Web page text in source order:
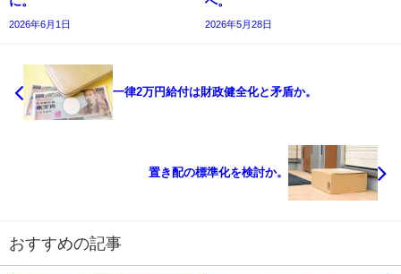
2026年6月1日 2026年5月28日
一律2万円給付は財政健全化と矛盾か。
置き配の標準化を検討か。
おすすめの記事